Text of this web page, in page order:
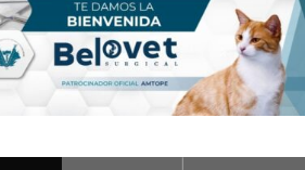
Loading...